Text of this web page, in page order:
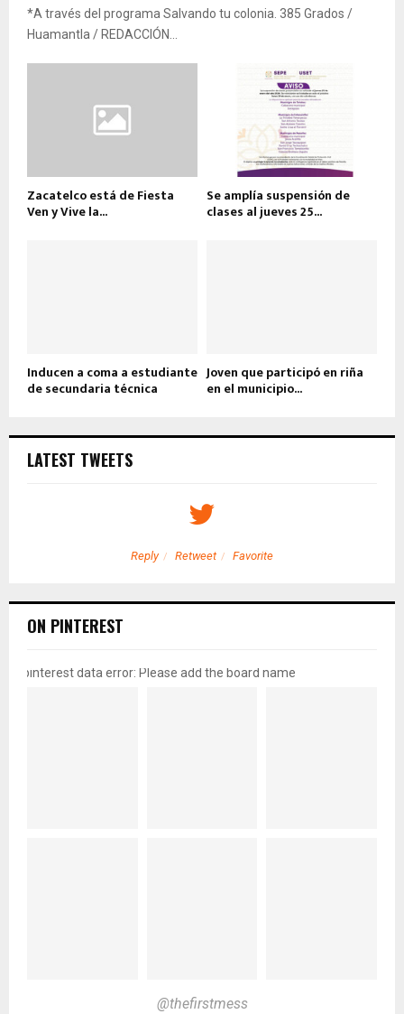
*A través del programa Salvando tu colonia. 385 Grados /
Huamantla / REDACCIÓN...
Zacatelco está de Fiesta
Ven y Vive la...
Se amplía suspensión de
clases al jueves 25...
Inducen a coma a estudiante
de secundaria técnica
Joven que participó en riña
en el municipio...
LATEST TWEETS
Reply Retweet Favorite
ON PINTEREST
pinterest data error: Please add the board name
@thefirstmess